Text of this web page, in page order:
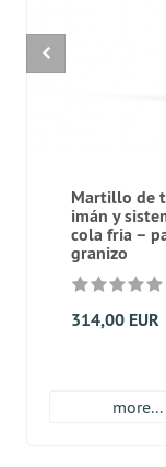
Martillo de
imán y
cola fria –
granizo
314,00 EUR
more...